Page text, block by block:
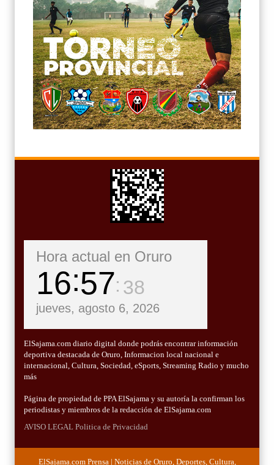
Hora actual en Oruro
16 57 39
jueves, agosto 6, 2026
ElSajama.com diario digital donde podrás encontrar información
deportiva destacada de Oruro, Informacion local nacional e
internacional, Cultura, Sociedad, eSports, Streaming Radio y mucho
más
Página de propiedad de PPA ElSajama y su autoría la confirman los
periodistas y miembros de la redacción de ElSajama.com
AVISO LEGAL Politica de Privacidad
ElSajama.com Prensa | Noticias de Oruro, Deportes, Cultura,